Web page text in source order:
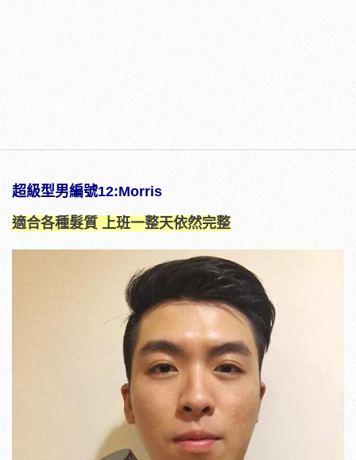
超級型男編號12:Morris
適合各種髮質 上班一整天依然完整